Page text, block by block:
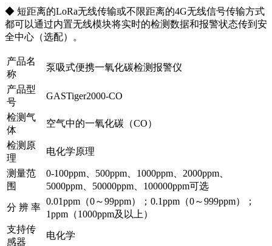
◆ 短距离的LoRa无线传输或不限距离的4G无线信号传输方式
都可以通过内置无线模块将实时的检测数据和报警状态传到安
全中心（选配）。
产品名
称
泵吸式便携一氧化碳检测报警仪
产品型
号
GASTiger2000-CO
检测气
体
空气中的一氧化碳（CO）
检测原
理
电化学原理
测量范
围
0-100ppm、500ppm、1000ppm、2000ppm、
5000ppm、50000ppm、100000ppm可选
分 辨 率
0.01ppm（0～99ppm）；0.1ppm（0～999ppm）；
1ppm（1000ppm及以上）
支持传
感器
电化学